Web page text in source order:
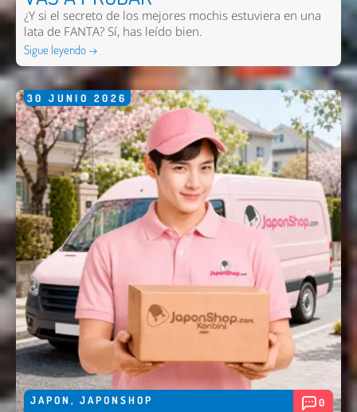
¿Y si el secreto de los mejores mochis estuviera en una
lata de FANTA? Sí, has leído bien.
Sigue leyendo →
30 JUNIO 2026
JAPON , JAPONSHOP 0